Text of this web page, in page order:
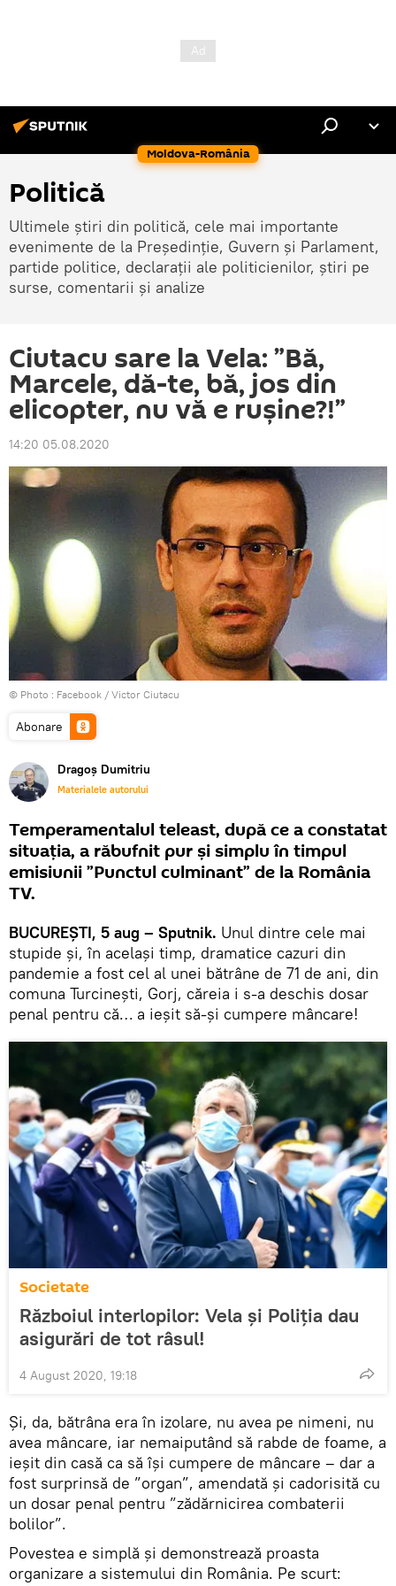
Moldova-România
Politică
Ultimele știri din politică, cele mai importante
evenimente de la Președinție, Guvern și Parlament,
partide politice, declarații ale politicienilor, știri pe
surse, comentarii și analize
Ciutacu sare la Vela: ”Bă,
Marcele, dă-te, bă, jos din
elicopter, nu vă e ruşine?!”
14:20 05.08.2020
© Photo : Facebook / Victor Ciutacu
Abonare
Dragoș Dumitriu
Materialele autorului
Temperamentalul teleast, după ce a constatat
situația, a răbufnit pur și simplu în timpul
emisiunii ”Punctul culminant” de la România
TV.
BUCUREȘTI, 5 aug – Sputnik. Unul dintre cele mai
stupide și, în același timp, dramatice cazuri din
pandemie a fost cel al unei bătrâne de 71 de ani, din
comuna Turcinești, Gorj, căreia i s-a deschis dosar
penal pentru că… a ieșit să-și cumpere mâncare!
Societate
Războiul interlopilor: Vela și Poliția dau
asigurări de tot râsul!
4 August 2020, 19:18
Și, da, bătrâna era în izolare, nu avea pe nimeni, nu
avea mâncare, iar nemaiputând să rabde de foame, a
ieșit din casă ca să își cumpere de mâncare – dar a
fost surprinsă de ”organ”, amendată și cadorisită cu
un dosar penal pentru ”zădărnicirea combaterii
bolilor”.
Povestea e simplă și demonstrează proasta
organizare a sistemului din România. Pe scurt: